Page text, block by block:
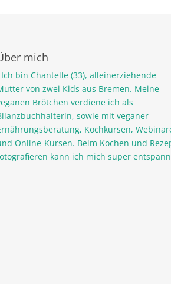
mich
Ich bin Chantelle (33), alleinerziehende
von zwei Kids aus Bremen. Meine
Brötchen verdiene ich als
sowie mit veganer
Kochkursen,
Online-Kursen. Beim Kochen und
kann ich mich super